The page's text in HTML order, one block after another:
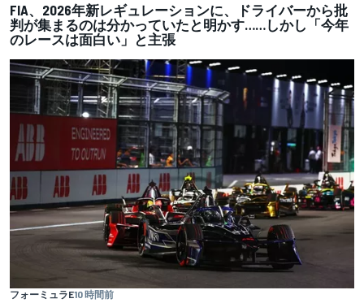
FIA、2026年新レギュレーションに、ドライバーから批
判が集まるのは分かっていたと明かす……しかし「今年
のレースは面白い」と主張
フォーミュラE10 時間前